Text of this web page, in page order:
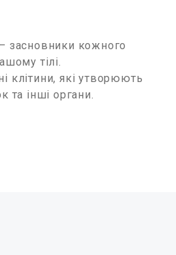
засновники кожного
тілі.
клітини, які утворюють
та інші органи.